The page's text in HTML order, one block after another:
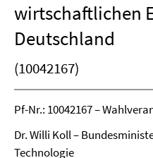
wirtschaftlichen
Deutschland
(10042167)
Pf-Nr.: 10042167 –
Dr. Willi Koll –
Technologie